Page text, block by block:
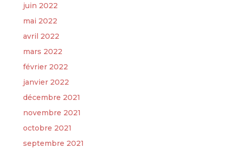
juin 2022
mai 2022
avril 2022
mars 2022
février 2022
janvier 2022
décembre 2021
novembre 2021
octobre 2021
septembre 2021